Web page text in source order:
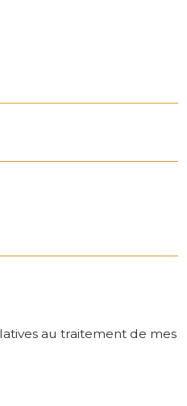
au traitement de mes